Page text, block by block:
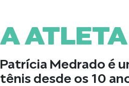
A ATLETA
Patrícia Medrado é
tênis desde os 10